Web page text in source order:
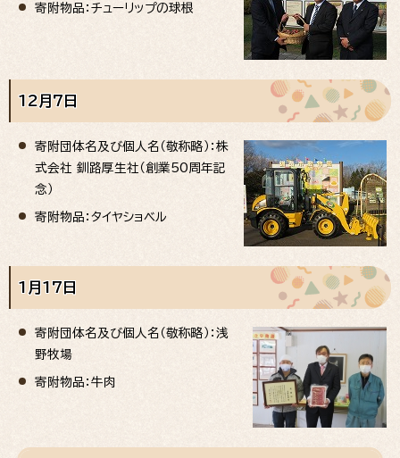
寄附物品：チューリップの球根
12月7日
寄附団体名及び個人名（敬称略）：株
式会社 釧路厚生社（創業50周年記
念）
寄附物品：タイヤショベル
1月17日
寄附団体名及び個人名（敬称略）：浅
野牧場
寄附物品：牛肉